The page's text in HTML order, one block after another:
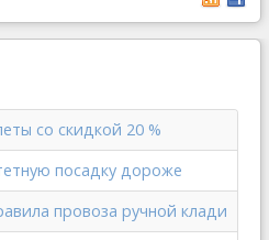
со скидкой 20 %
посадку дороже
провоза ручной клади